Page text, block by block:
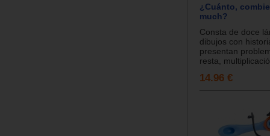
¿Cuánto,
much?
Consta de doce
dibujos con
presentan
resta,
14.96 €